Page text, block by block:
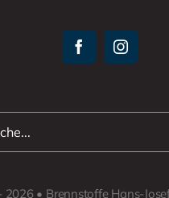
• Brennstoffe Hans-